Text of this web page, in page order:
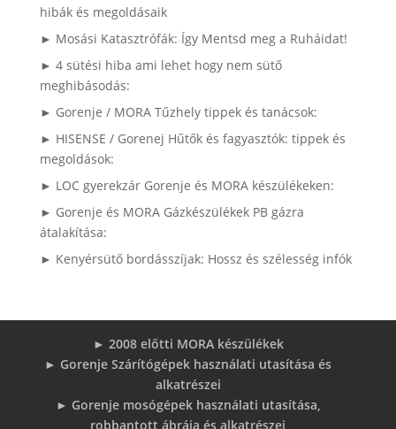
hibák és megoldásaik
► Mosási Katasztrófák: Így Mentsd meg a Ruháidat!
► 4 sütési hiba ami lehet hogy nem sütő
meghibásodás:
► Gorenje / MORA Tűzhely tippek és tanácsok:
► HISENSE / Gorenej Hűtők és fagyasztók: tippek és
megoldások:
► LOC gyerekzár Gorenje és MORA készülékeken:
► Gorenje és MORA Gázkészülékek PB gázra
átalakítása:
► Kenyérsütő bordásszíjak: Hossz és szélesség infók
► 2008 előtti MORA készülékek
► Gorenje Szárítógépek használati utasítása és
alkatrészei
► Gorenje mosógépek használati utasítása,
robbantott ábrája és alkatrészei